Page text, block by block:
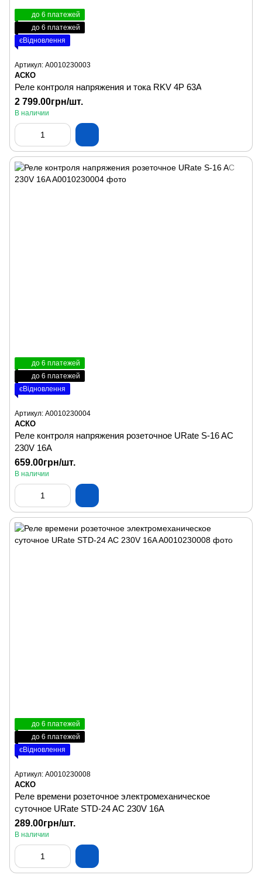
до 6 платежей
до 6 платежей
єВідновлення
Артикул: A0010230003
АСКО
Реле контроля напряжения и тока RKV 4P 63A
2 799.00грн/шт.
В наличии
до 6 платежей
до 6 платежей
єВідновлення
Артикул: A0010230004
АСКО
Реле контроля напряжения розеточное URate S-16 AC
230V 16A
659.00грн/шт.
В наличии
до 6 платежей
до 6 платежей
єВідновлення
Артикул: A0010230008
АСКО
Реле времени розеточное электромеханическое
суточное URate STD-24 AC 230V 16A
289.00грн/шт.
В наличии